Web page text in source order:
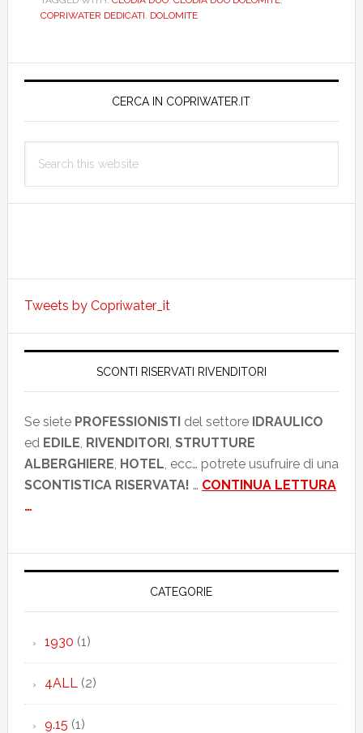
DEDICATO.
COPRIWATER DEDICATI, DOLOMITE
Primary
CERCA IN COPRIWATER.IT
this
Tweets by Copriwater_it
SCONTI RISERVATI RIVENDITORI
Se siete PROFESSIONISTIdel settore IDRAULICO
ed EDILE, RIVENDITORI, STRUTTURE
ALBERGHIERE, HOTEL, ecc… potrete usufruire di una
SCONTISTICA RISERVATA! … CONTINUA LETTURA
…
CATEGORIE
1930 (1)
4ALL(2)
9.15 (1)